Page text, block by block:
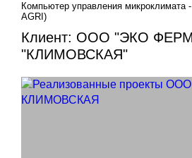
Клиент: ООО "ЭКО
"КЛИМОВСКАЯ"
Компьютер управления микроклимата
AGRI)